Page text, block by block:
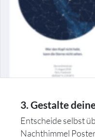
3. Gestalte
Entscheide selbst
Nachthimmel